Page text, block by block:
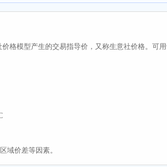
格模型产生的交易指导价，又称生意社价格。可
域价差等因素。